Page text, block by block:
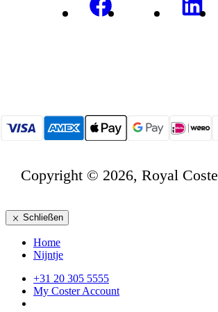
Copyright © 2026, Royal
Schließen
Home
Nijntje
+31 20 305 5555
My Coster Account